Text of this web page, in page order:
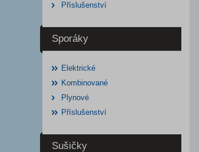
Příslušenství
Sporáky
Elektrické
Kombinované
Plynové
Příslušenství
Sušičky